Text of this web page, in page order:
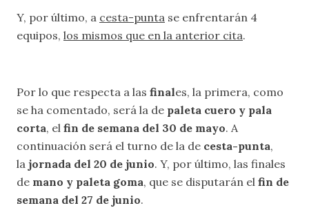
Y, por último, a cesta-punta se enfrentarán 4
equipos, los mismos que en la anterior cita.
Por lo que respecta a las finales, la primera, como
se ha comentado, será la de paleta cuero y pala
corta, el fin de semana del 30 de mayo. A
continuación será el turno de la de cesta-punta,
la jornada del 20 de junio. Y, por último, las finales
de mano y paleta goma, que se disputarán el fin de
semana del 27 de junio.